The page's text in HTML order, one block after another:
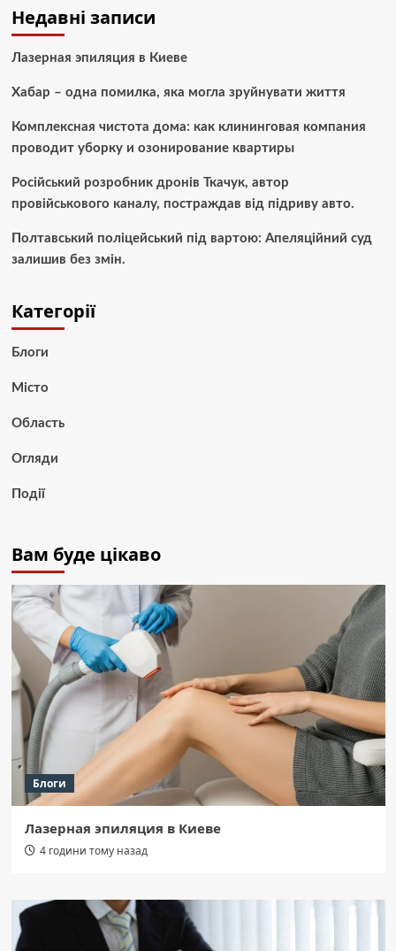
Недавні записи
Лазерная эпиляция в Киеве
Хабар – одна помилка, яка могла зруйнувати життя
Комплексная чистота дома: как клининговая компания
проводит уборку и озонирование квартиры
Російський розробник дронів Ткачук, автор
провійськового каналу, постраждав від підриву авто.
Полтавський поліцейський під вартою: Апеляційний суд
залишив без змін.
Категорії
Блоги
Місто
Область
Огляди
Події
Вам буде цікаво
Блоги
Лазерная эпиляция в Киеве
4 години тому назад